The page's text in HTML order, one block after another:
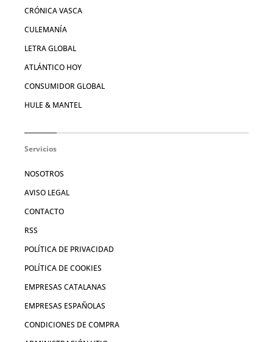
CRÓNICA VASCA
CULEMANÍA
LETRA GLOBAL
ATLÁNTICO HOY
CONSUMIDOR GLOBAL
HULE & MANTEL
Servicios
NOSOTROS
AVISO LEGAL
CONTACTO
RSS
POLÍTICA DE PRIVACIDAD
POLÍTICA DE COOKIES
EMPRESAS CATALANAS
EMPRESAS ESPAÑOLAS
CONDICIONES DE COMPRA